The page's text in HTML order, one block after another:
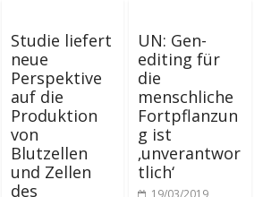
Studie liefert
neue
Perspektive
auf die
Produktion
von
Blutzellen
und Zellen
des
UN: Gen-
editing für
die
menschliche
Fortpflanzun
g ist
‚unverantwor
tlich‘
19/03/2019